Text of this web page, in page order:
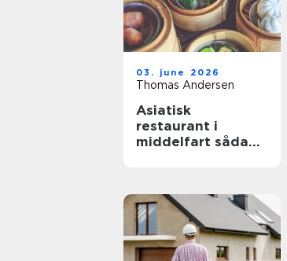
03. june 2026
Thomas Andersen
Asiatisk
restaurant i
middelfart sådan